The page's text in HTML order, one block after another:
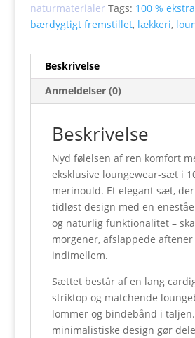
naturmaterialer Tags: 100 %
bærdygtigt fremstillet, lækkeri,
Beskrivelse
Anmeldelser (0)
Beskrivelse
Nyd følelsen af ren komfort
eksklusive loungewear-sæt i
merinould. Et elegant sæt,
tidløst design med en
og naturlig funktionalitet –
morgener, afslappede
indimellem.
Sættet består af en lang
striktop og matchende
lommer og bindebånd i
minimalistiske design gør